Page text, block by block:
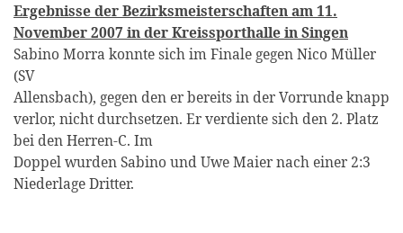
Ergebnisse der Bezirksmeisterschaften am 11.
November 2007 in der Kreissporthalle in Singen
Sabino Morra konnte sich im Finale gegen Nico Müller
(SV
Allensbach), gegen den er bereits in der Vorrunde knapp
verlor, nicht durchsetzen. Er verdiente sich den 2. Platz
bei den Herren-C. Im
Doppel wurden Sabino und Uwe Maier nach einer 2:3
Niederlage Dritter.